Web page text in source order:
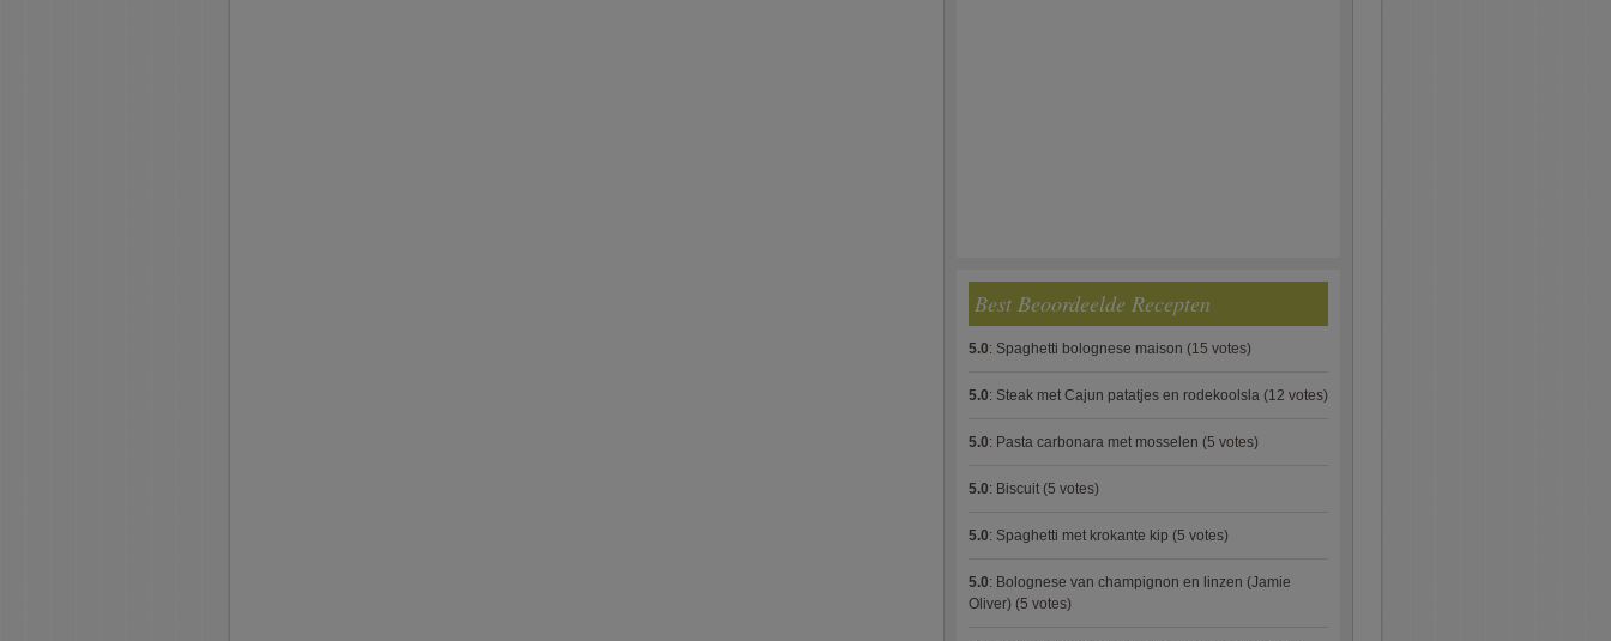
Best Beoordeelde Recepten
5.0: Spaghetti bolognese maison (15 votes)
5.0: Steak met Cajun patatjes en rodekoolsla (12 votes)
5.0: Pasta carbonara met mosselen (5 votes)
5.0: Biscuit (5 votes)
5.0: Spaghetti met krokante kip (5 votes)
5.0: Bolognese van champignon en linzen (Jamie
Oliver) (5 votes)